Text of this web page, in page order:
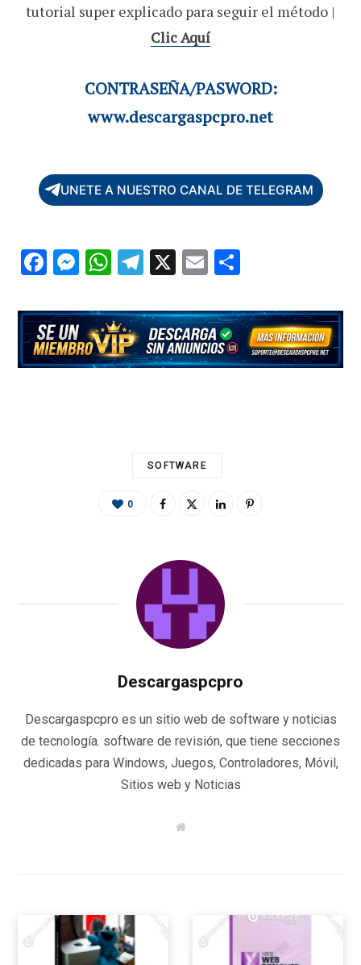
tutorial super explicado para seguir el método |
Clic Aquí
CONTRASEÑA/PASWORD:
www.descargaspcpro.net
UNETE A NUESTRO CANAL DE TELEGRAM
F
e
b
o
M
se
n
g
W
at
s
A
T
e
gr
a
X E
ai
l
m
p
ar
SOFTWARE
0
Descargaspcpro
Descargaspcpro es un sitio web de software y noticias
de tecnología. software de revisión, que tiene secciones
dedicadas para Windows, Juegos, Controladores, Móvil,
Sitios web y Noticias
W